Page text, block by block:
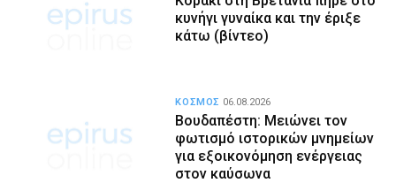
κυνήγι γυναίκα και την έριξε
κάτω (βίντεο)
Βουδαπέστη: Μειώνει τον
φωτισμό ιστορικών μνημείων
για εξοικονόμηση ενέργειας
στον καύσωνα
ΚΟΣΜΟΣ 06.08.2026